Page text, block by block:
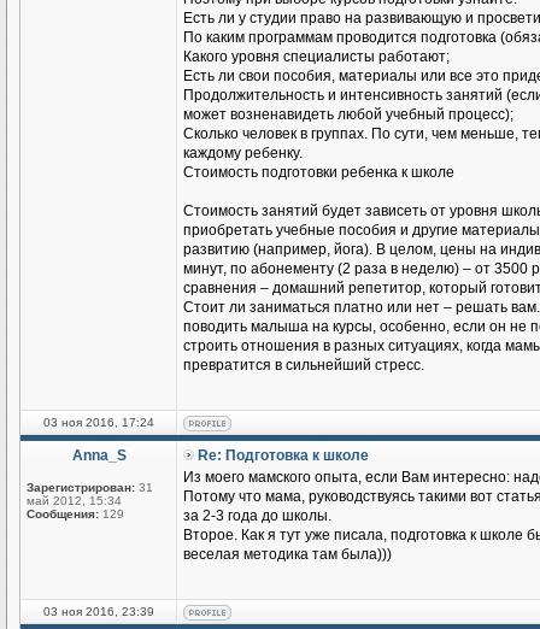
Есть ли у студии право на развивающую и
По каким программам проводится подготовка
Какого уровня специалисты работают;
Есть ли свои пособия, материалы или все это
Продолжительность и интенсивность занятий
может возненавидеть любой учебный процесс);
Сколько человек в группах. По сути, чем меньше,
каждому ребенку.
Стоимость подготовки ребенка к школе
Стоимость занятий будет зависеть от уровня
приобретать учебные пособия и другие
развитию (например, йога). В целом, цены на
минут, по абонементу (2 раза в неделю) – от 3500
сравнения – домашний репетитор, который
Стоит ли заниматься платно или нет – решать
поводить малыша на курсы, особенно, если он
строить отношения в разных ситуациях, когда
превратится в сильнейший стресс.
03 ноя 2016, 17:24
Anna_S
Зарегистрирован: 31
май 2012, 15:34
Сообщения: 129
Re: Подготовка к школе
Из моего мамского опыта, если Вам интересно:
Потому что мама, руководствуясь такими вот
за 2-3 года до школы.
Второе. Как я тут уже писала, подготовка к школе
веселая методика там была)))
03 ноя 2016, 23:39